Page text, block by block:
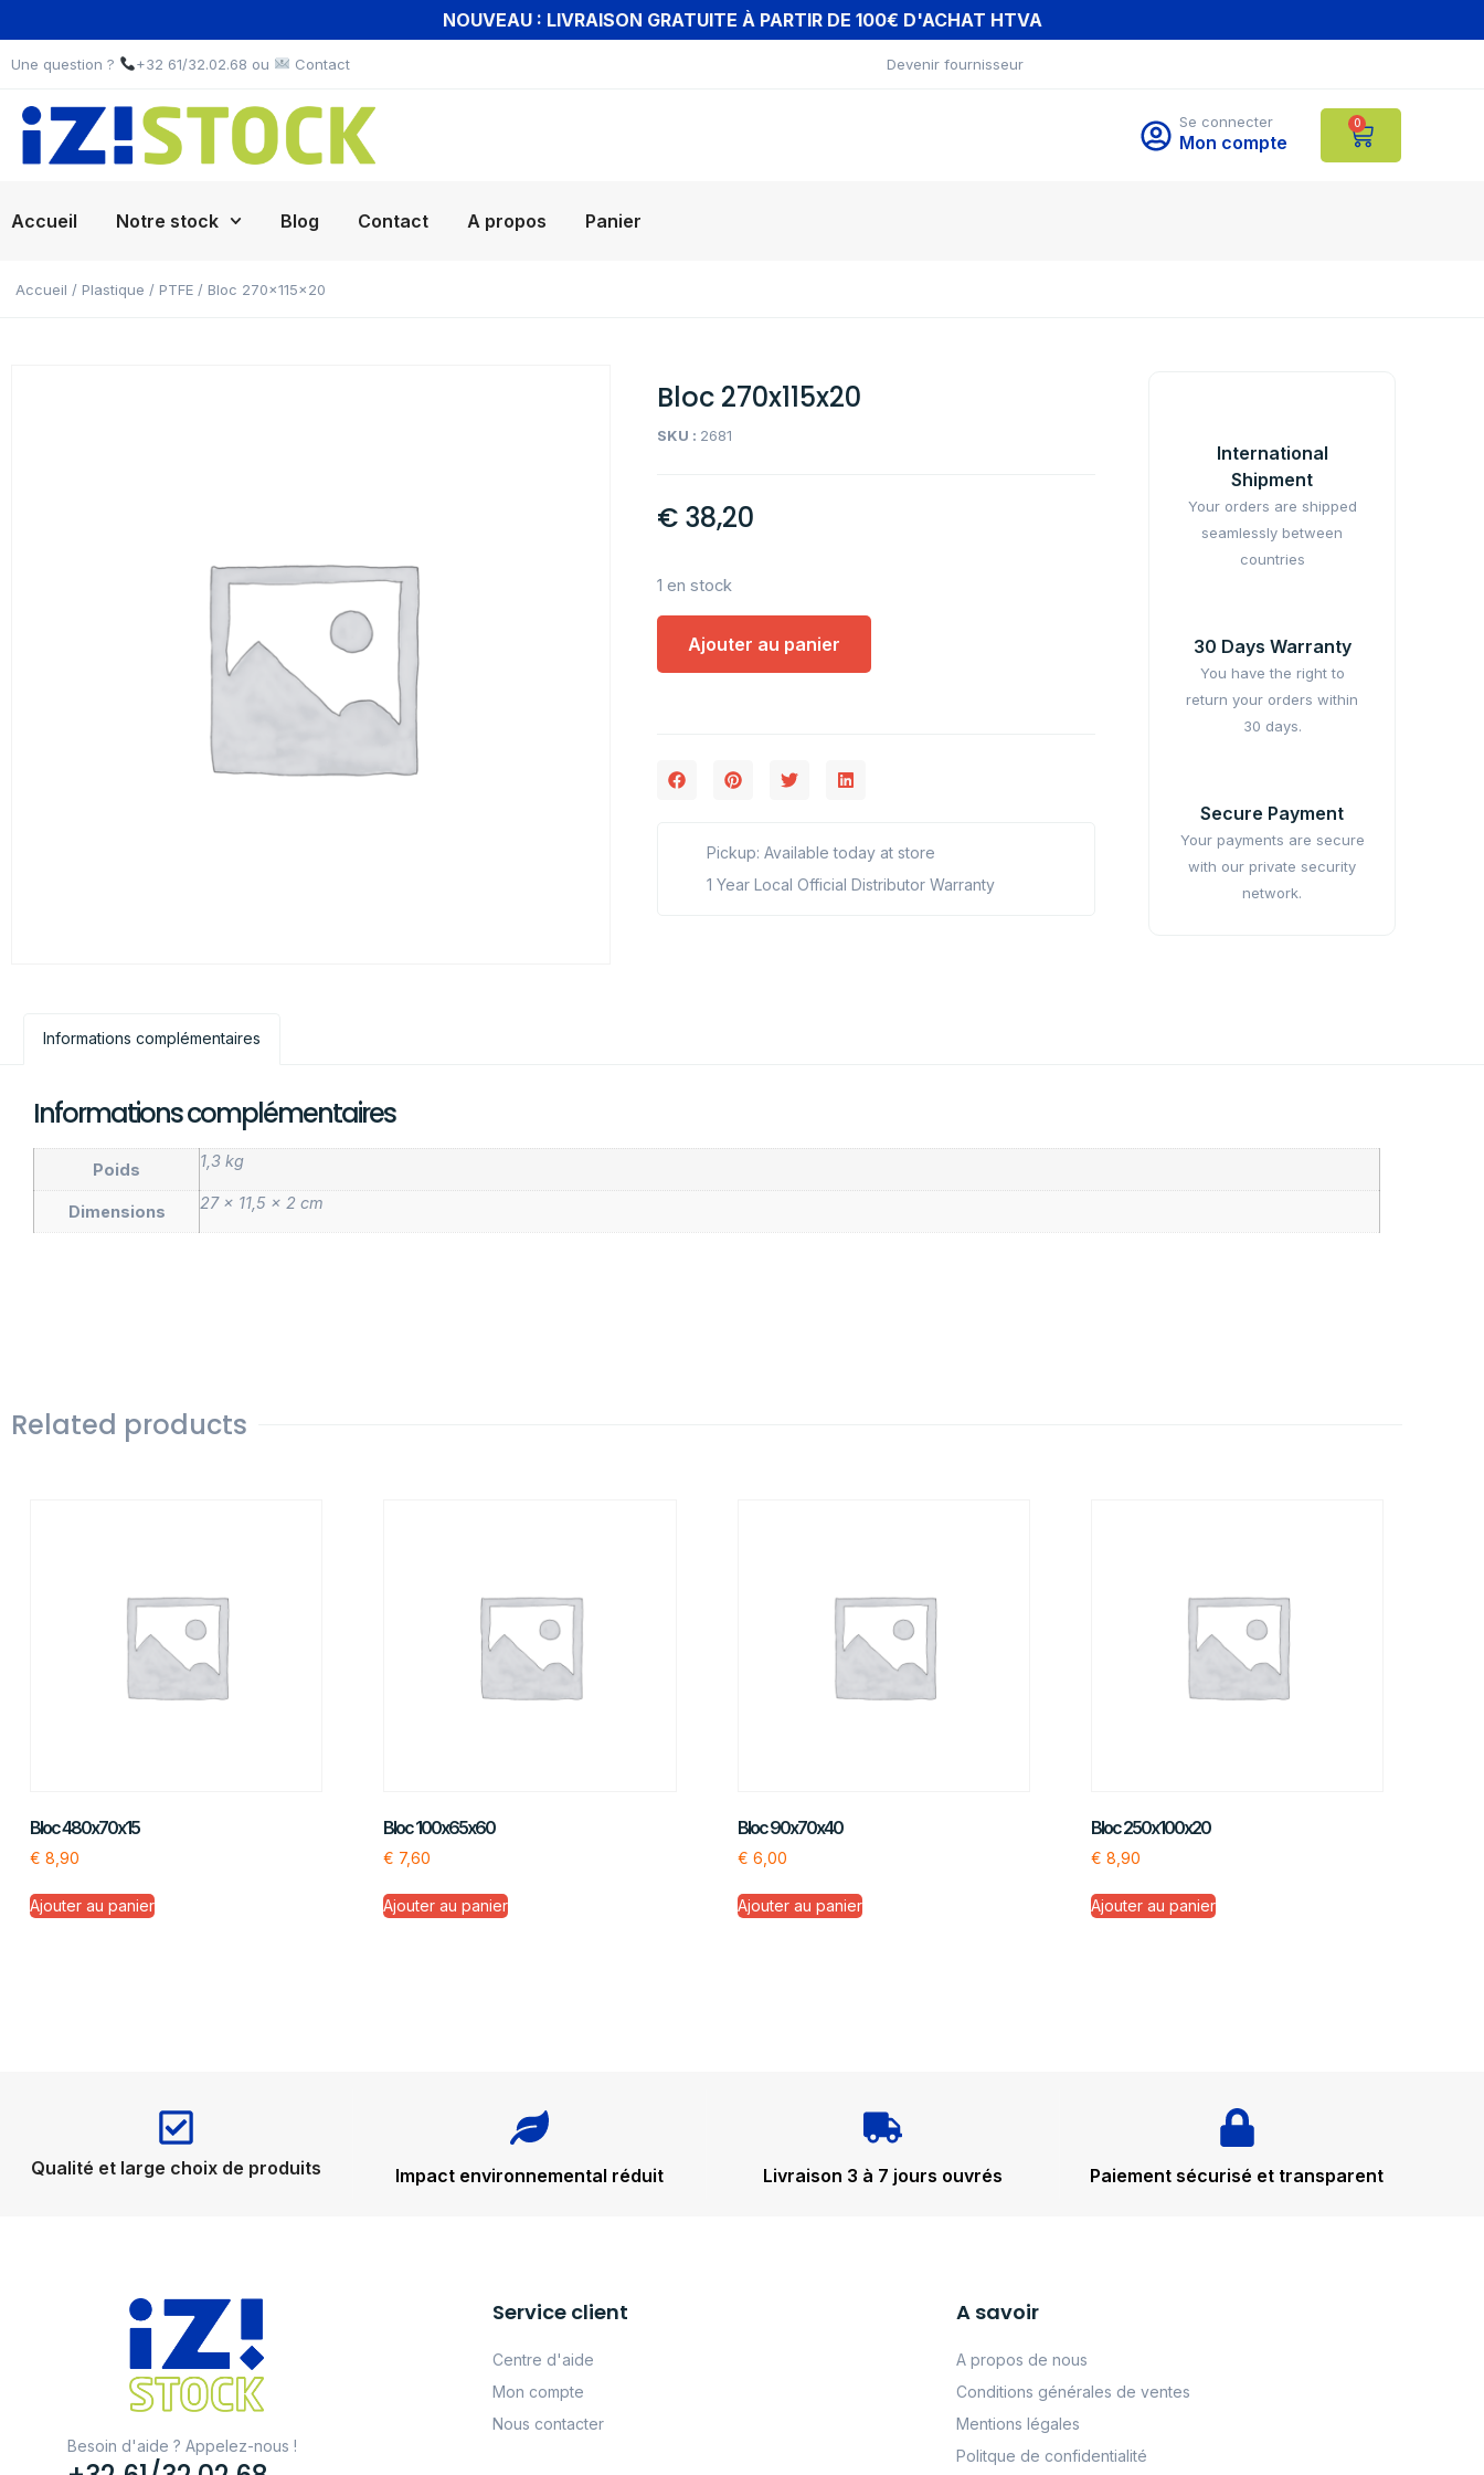
NOUVEAU : LIVRAISON GRATUITE À PARTIR DE 100€ D'ACHAT HTVA
Une question ? +32 61/32.02.68 ou Contact Devenir fournisseur
Se connecter
Mon compte
0
Accueil Notre stock Blog Contact A propos Panier
Accueil / Plastique / PTFE / Bloc 270x115x20
Bloc 270x115x20
SKU : 2681
€ 38,20
1 en stock
Ajouter au panier
Pickup: Available today at store
1 Year Local Official Distributor Warranty
International
Shipment
Your orders are shipped
seamlessly between
countries
30 Days Warranty
You have the right to
return your orders within
30 days.
Secure Payment
Your payments are secure
with our private security
network.
Informations complémentaires
Informations complémentaires
Poids 1,3 kg
Dimensions 27 × 11,5 × 2 cm
Related products
Bloc 480x70x15
€ 8,90
Ajouter au panier
Bloc 100x65x60
€ 7,60
Ajouter au panier
Bloc 90x70x40
€ 6,00
Ajouter au panier
Bloc 250x100x20
€ 8,90
Ajouter au panier
Qualité et large choix de produits Impact environnemental réduit Livraison 3 à 7 jours ouvrés Paiement sécurisé et transparent
Besoin d'aide ? Appelez-nous !
Service client
Centre d'aide
Mon compte
Nous contacter
A savoir
A propos de nous
Conditions générales de ventes
Mentions légales
Politque de confidentialité